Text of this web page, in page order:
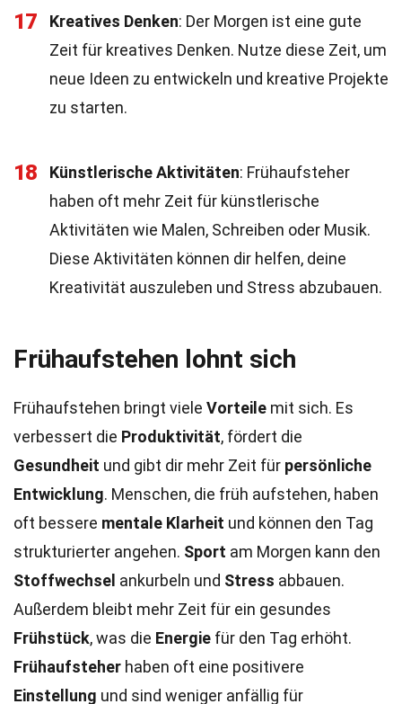
17 Kreatives Denken: Der Morgen ist eine gute
Zeit für kreatives Denken. Nutze diese Zeit, um
neue Ideen zu entwickeln und kreative Projekte
zu starten.
18 Künstlerische Aktivitäten: Frühaufsteher
haben oft mehr Zeit für künstlerische
Aktivitäten wie Malen, Schreiben oder Musik.
Diese Aktivitäten können dir helfen, deine
Kreativität auszuleben und Stress abzubauen.
Frühaufstehen lohnt sich
Frühaufstehen bringt viele Vorteile mit sich. Es
verbessert die Produktivität, fördert die
Gesundheit und gibt dir mehr Zeit für persönliche
Entwicklung. Menschen, die früh aufstehen, haben
oft bessere mentale Klarheit und können den Tag
strukturierter angehen. Sport am Morgen kann den
Stoffwechsel ankurbeln und Stress abbauen.
Außerdem bleibt mehr Zeit für ein gesundes
Frühstück, was die Energie für den Tag erhöht.
Frühaufsteher haben oft eine positivere
Einstellung und sind weniger anfällig für